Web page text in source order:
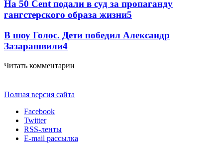
На 50 Cent подали в суд за пропаганду
гангстерского образа жизни5
В шоу Голос. Дети победил Александр
Зазарашвили4
Читать комментарии
Полная версия сайта
Facebook
Twitter
RSS-ленты
E-mail рассылка